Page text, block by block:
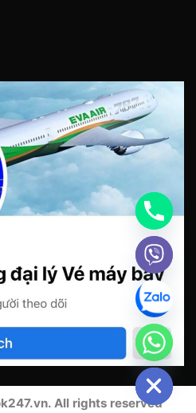
All rights reserved
Hide
chaty